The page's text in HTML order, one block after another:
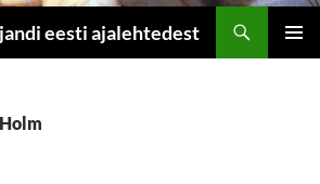
eesti ajalehtedest